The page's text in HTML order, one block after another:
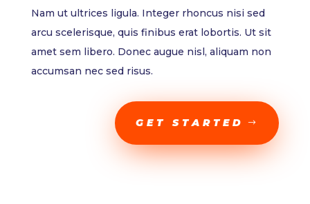
Nam ut ultrices ligula. Integer rhoncus nisi sed
arcu scelerisque, quis finibus erat lobortis. Ut sit
amet sem libero. Donec augue nisl, aliquam non
accumsan nec sed risus.
GET STARTED